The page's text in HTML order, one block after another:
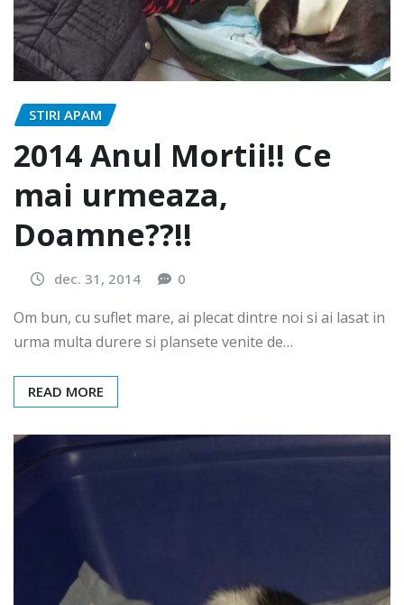
STIRI APAM
2014 Anul Mortii!! Ce
mai urmeaza,
Doamne??!!
dec. 31, 2014 0
Om bun, cu suflet mare, ai plecat dintre noi si ai lasat in
urma multa durere si plansete venite de…
READ MORE